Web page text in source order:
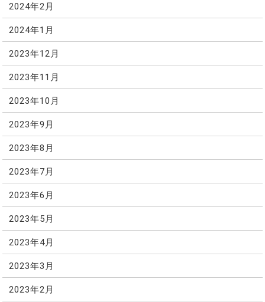
2024年2月
2024年1月
2023年12月
2023年11月
2023年10月
2023年9月
2023年8月
2023年7月
2023年6月
2023年5月
2023年4月
2023年3月
2023年2月